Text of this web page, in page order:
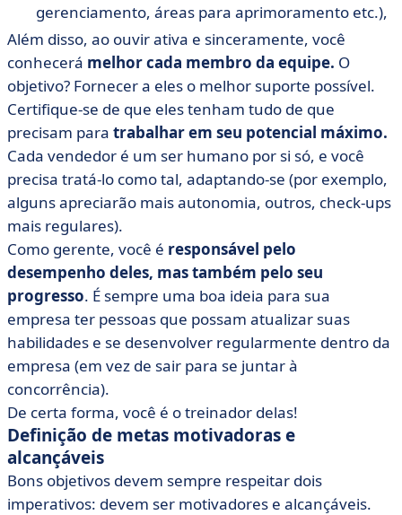
gerenciamento, áreas para aprimoramento etc.),
Além disso, ao ouvir ativa e sinceramente, você
conhecerá melhor cada membro da equipe. O
objetivo? Fornecer a eles o melhor suporte possível.
Certifique-se de que eles tenham tudo de que
precisam para trabalhar em seu potencial máximo.
Cada vendedor é um ser humano por si só, e você
precisa tratá-lo como tal, adaptando-se (por exemplo,
alguns apreciarão mais autonomia, outros, check-ups
mais regulares).
Como gerente, você é responsável pelo
desempenho deles, mas também pelo seu
progresso. É sempre uma boa ideia para sua
empresa ter pessoas que possam atualizar suas
habilidades e se desenvolver regularmente dentro da
empresa (em vez de sair para se juntar à
concorrência).
De certa forma, você é o treinador delas!
Definição de metas motivadoras e
alcançáveis
Bons objetivos devem sempre respeitar dois
imperativos: devem ser motivadores e alcançáveis.